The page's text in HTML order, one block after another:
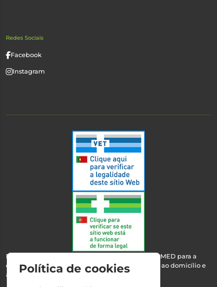
Redes Sociais
Facebook
Instagram
Esta farmácia encontra-se autorizada pelo INFARMED para a
dispensa de medicamentos e produtos de saúde ao domicílio e
através da internet.
Política de cookies